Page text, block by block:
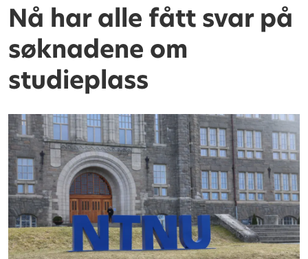
Nå har alle fått svar på
søknadene om
studieplass